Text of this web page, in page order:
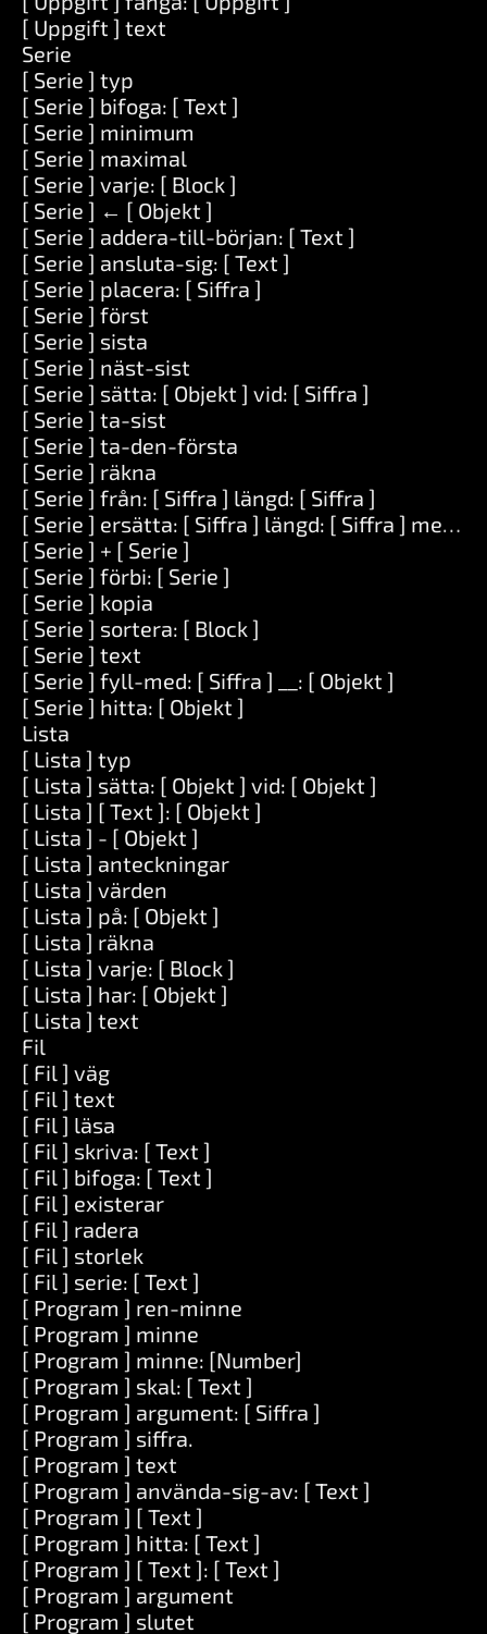
[ Uppgift ] text
Serie
[ Serie ] typ
[ Serie ] bifoga: [ Text ]
[ Serie ] minimum
[ Serie ] maximal
[ Serie ] varje: [ Block ]
[ Serie ] ← [ Objekt ]
[ Serie ] addera-till-början: [ Text ]
[ Serie ] ansluta-sig: [ Text ]
[ Serie ] placera: [ Siffra ]
[ Serie ] först
[ Serie ] sista
[ Serie ] näst-sist
[ Serie ] sätta: [ Objekt ] vid: [ Siffra ]
[ Serie ] ta-sist
[ Serie ] ta-den-första
[ Serie ] räkna
[ Serie ] från: [ Siffra ] längd: [ Siffra ]
[ Serie ] ersätta: [ Siffra ] längd: [ Siffra ] med: [
[ Serie ] + [ Serie ]
[ Serie ] förbi: [ Serie ]
[ Serie ] kopia
[ Serie ] sortera: [ Block ]
[ Serie ] text
[ Serie ] fyll-med: [ Siffra ] __: [ Objekt ]
[ Serie ] hitta: [ Objekt ]
Lista
[ Lista ] typ
[ Lista ] sätta: [ Objekt ] vid: [ Objekt ]
[ Lista ] [ Text ]: [ Objekt ]
[ Lista ] - [ Objekt ]
[ Lista ] anteckningar
[ Lista ] värden
[ Lista ] på: [ Objekt ]
[ Lista ] räkna
[ Lista ] varje: [ Block ]
[ Lista ] har: [ Objekt ]
[ Lista ] text
Fil
[ Fil ] väg
[ Fil ] text
[ Fil ] läsa
[ Fil ] skriva: [ Text ]
[ Fil ] bifoga: [ Text ]
[ Fil ] existerar
[ Fil ] radera
[ Fil ] storlek
[ Fil ] serie: [ Text ]
[ Program ] ren-minne
[ Program ] minne
[ Program ] minne: [Number]
[ Program ] skal: [ Text ]
[ Program ] argument: [ Siffra ]
[ Program ] siffra.
[ Program ] text
[ Program ] använda-sig-av: [ Text ]
[ Program ] [ Text ]
[ Program ] hitta: [ Text ]
[ Program ] [ Text ]: [ Text ]
[ Program ] argument
[ Program ] slutet